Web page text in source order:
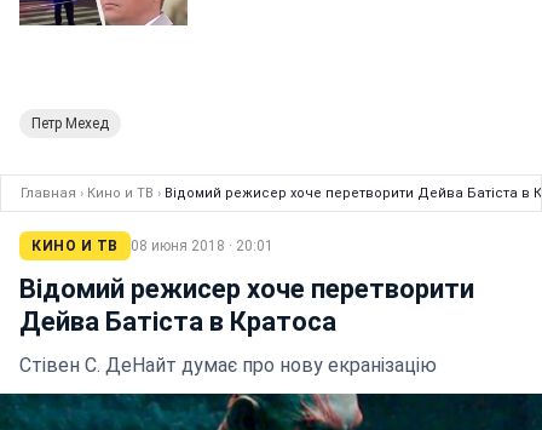
Петр Мехед
Главная › Кино и ТВ › Відомий режисер хоче перетворити Дейва Батіста в
КИНО И ТВ 08 июня 2018 · 20:01
Відомий режисер хоче перетворити
Дейва Батіста в Кратоса
Стівен С. ДеНайт думає про нову екранізацію